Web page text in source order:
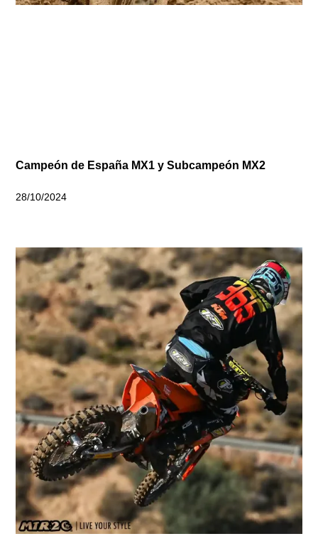
Campeón de España MX1 y Subcampeón MX2
28/10/2024